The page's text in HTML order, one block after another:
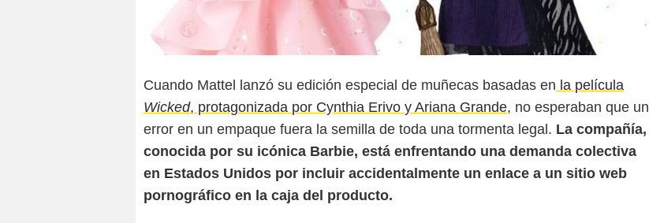
Cuando Mattel lanzó su edición especial de muñecas basadas en la película
Wicked, protagonizada por Cynthia Erivo y Ariana Grande, no esperaban que un
error en un empaque fuera la semilla de toda una tormenta legal. La compañía,
conocida por su icónica Barbie, está enfrentando una demanda colectiva
en Estados Unidos por incluir accidentalmente un enlace a un sitio web
pornográfico en la caja del producto.